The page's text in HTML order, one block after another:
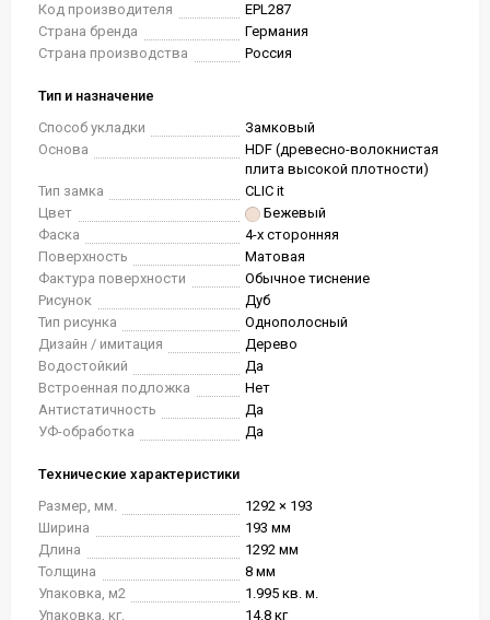
Код производителя
EPL287
Страна бренда
Германия
Страна производства
Россия
Тип и назначение
Способ укладки
Замковый
Основа
HDF (древесно-волокнистая
плита высокой плотности)
Тип замка
CLIC it
Цвет
Бежевый
Фаска
4-х сторонняя
Поверхность
Матовая
Фактура поверхности
Обычное тиснение
Рисунок
Дуб
Тип рисунка
Однополосный
Дизайн / имитация
Дерево
Водостойкий
Да
Встроенная подложка
Нет
Антистатичность
Да
УФ-обработка
Да
Технические характеристики
Размер, мм.
1292 × 193
Ширина
193 мм
Длина
1292 мм
Толщина
8 мм
Упаковка, м2
1.995 кв. м.
Упаковка, кг.
14.8 кг